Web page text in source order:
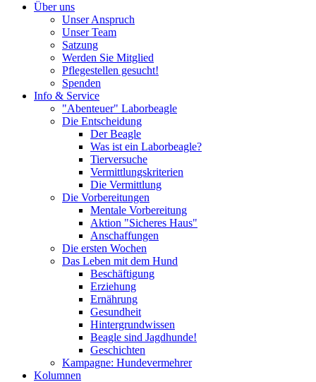
Über uns
Unser Anspruch
Unser Team
Satzung
Werden Sie Mitglied
Pflegestellen gesucht!
Spenden
Info & Service
"Abenteuer" Laborbeagle
Die Entscheidung
Der Beagle
Was ist ein Laborbeagle?
Tierversuche
Vermittlungskriterien
Die Vermittlung
Die Vorbereitungen
Mentale Vorbereitung
Aktion "Sicheres Haus"
Anschaffungen
Die ersten Wochen
Das Leben mit dem Hund
Beschäftigung
Erziehung
Ernährung
Gesundheit
Hintergrundwissen
Beagle sind Jagdhunde!
Geschichten
Kampagne: Hundevermehrer
Kolumnen